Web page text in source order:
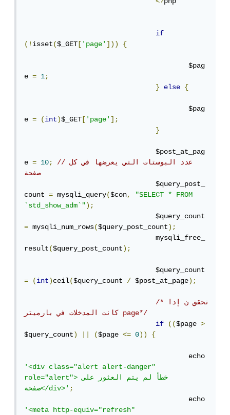
if
(!isset($_GET ['page'])) {
					$pag
e = 1;
}
else {
					$pag
e = (int)$_GET ['page'];
}
				$post_at_pag
e = 10;
//عدد البوستات التي يعرضها في كل
صفحة
				$query_post_
count = mysqli_query($con,
"SELECT * FROM
`std_show_adm`");
= mysqli_num_rows($query_post_count);
				mysqli_free_
result($query_post_count);
=
(int)ceil($query_count / $post_at_page);
/*تحقق ن إدا
كانت المدخلات في بارميتر page*/
if
(($page >
$query_count) ($page <= 0)) {
'<div class="alert alert-danger"
role="alert">خطأ لم يتم العثور على
صفحة</div>';
'<meta http-equiv="refresh"